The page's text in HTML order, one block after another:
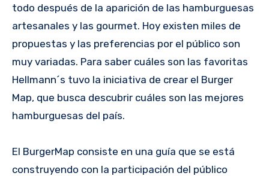
todo después de la aparición de las hamburguesas
artesanales y las gourmet. Hoy existen miles de
propuestas y las preferencias por el público son
muy variadas. Para saber cuáles son las favoritas
Hellmann´s tuvo la iniciativa de crear el Burger
Map, que busca descubrir cuáles son las mejores
hamburguesas del país.
El BurgerMap consiste en una guía que se está
construyendo con la participación del público